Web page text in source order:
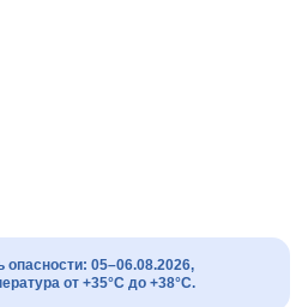
05–06.08.2026,
от +35°C до +38°C.